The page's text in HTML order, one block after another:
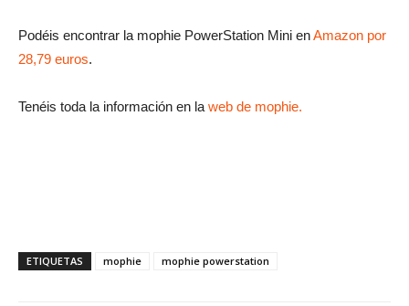
Podéis encontrar la mophie PowerStation Mini enAmazon por
28,79 euros.
Tenéis toda la información en la web de mophie.
ETIQUETAS mophie mophie powerstation